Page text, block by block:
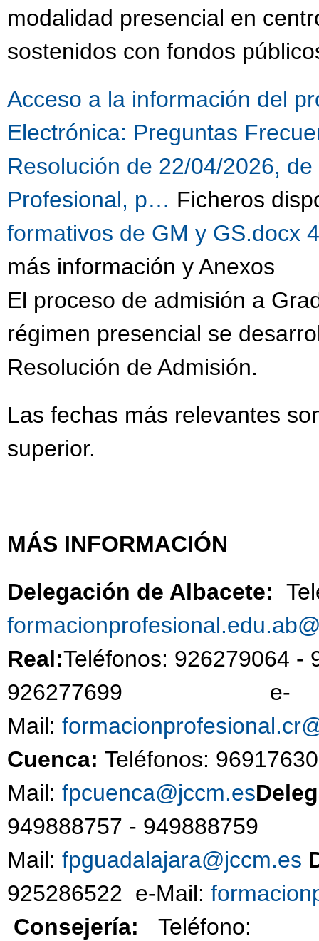
modalidad presencial en
sostenidos con fondos
Acceso a la información del
Electrónica: Preguntas
Resolución de 22/04/2026,
Profesional, p… Ficheros
formativos de GM y GS.docx
más información y Anexos
El proceso de admisión a
régimen presencial se
Resolución de Admisión.
Las fechas más relevantes
superior.
MÁS INFORMACIÓN
Delegación de Albacete:
Real:Teléfonos: 926279064 -
926277699 e-
Mail:
Cuenca: Teléfonos:
Mail: fpcuenca@jccm.es
949888757 -
Mail: fpguadalajara@jccm.es
925286522 e-Mail:
Consejería: Teléfono: